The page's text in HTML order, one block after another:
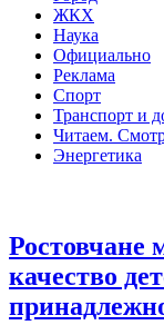
ЖКХ
Наука
Официально
Реклама
Спорт
Транспорт и
Читаем.
Энергетика
Ростовчане
качество